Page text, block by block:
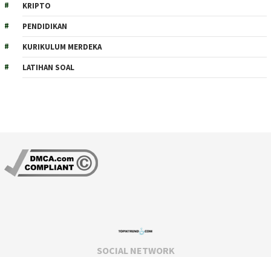
KRIPTO
PENDIDIKAN
KURIKULUM MERDEKA
LATIHAN SOAL
SOCIAL NETWORK